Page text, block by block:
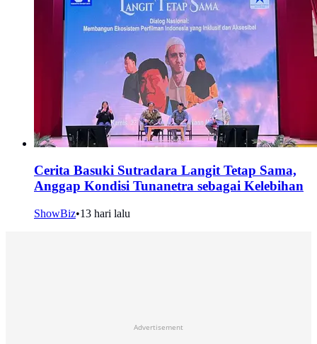
Cerita Basuki Sutradara Langit Tetap Sama,
Anggap Kondisi Tunanetra sebagai Kelebihan
ShowBiz•13 hari lalu
Advertisement